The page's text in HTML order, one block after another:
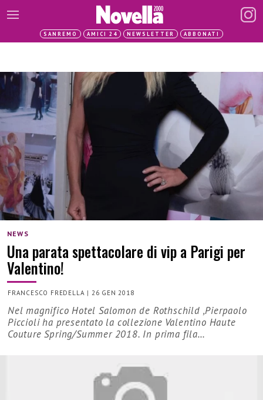
SANREMO AMICI 24 NEWSLETTER ABBONATI
NEWS
Una parata spettacolare di vip a Parigi per
Valentino!
FRANCESCO FREDELLA | 26 GEN 2018
Nel magnifico Hotel Salomon de Rothschild ,Pierpaolo
Piccioli ha presentato la collezione Valentino Haute
Couture Spring/Summer 2018. In prima fila…